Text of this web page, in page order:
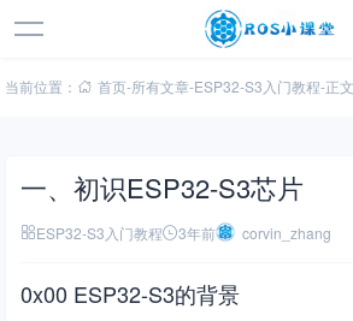
当前位置： 首页-所有文章-ESP32-S3入门教程-正文
一、初识ESP32-S3芯片
ESP32-S3入门教程 3年前 corvin_zhang
0x00 ESP32-S3的背景